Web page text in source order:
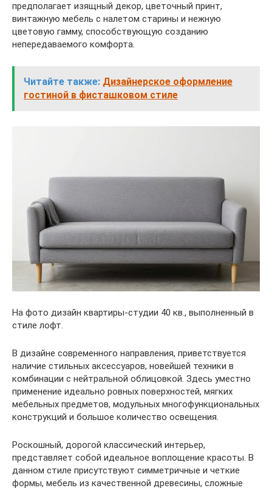
предполагает изящный декор, цветочный принт,
винтажную мебель с налетом старины и нежную
цветовую гамму, способствующую созданию
непередаваемого комфорта.
Читайте также: Дизайнерское оформление
гостиной в фисташковом стиле
На фото дизайн квартиры-студии 40 кв., выполненный в
стиле лофт.
В дизайне современного направления, приветствуется
наличие стильных аксессуаров, новейшей техники в
комбинации с нейтральной облицовкой. Здесь уместно
применение идеально ровных поверхностей, мягких
мебельных предметов, модульных многофункциональных
конструкций и большое количество освещения.
Роскошный, дорогой классический интерьер,
представляет собой идеальное воплощение красоты. В
данном стиле присутствуют симметричные и четкие
формы, мебель из качественной древесины, сложные